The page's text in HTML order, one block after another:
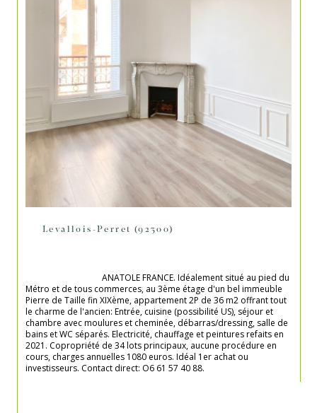
Levallois-Perret (92300)
Métro et de tous commerces, au 3ème étage d'un bel immeuble
Pierre de Taille fin XIXème, appartement 2P de 36 m2 offrant tout
le charme de l'ancien: Entrée, cuisine (possibilité US), séjour et
chambre avec moulures et cheminée, débarras/dressing, salle de
bains et WC séparés. Electricité, chauffage et peintures refaits en
2021. Copropriété de 34 lots principaux, aucune procédure en
cours, charges annuelles 1080 euros. Idéal 1er achat ou
investisseurs. Contact direct: O6 61 57 40 88.